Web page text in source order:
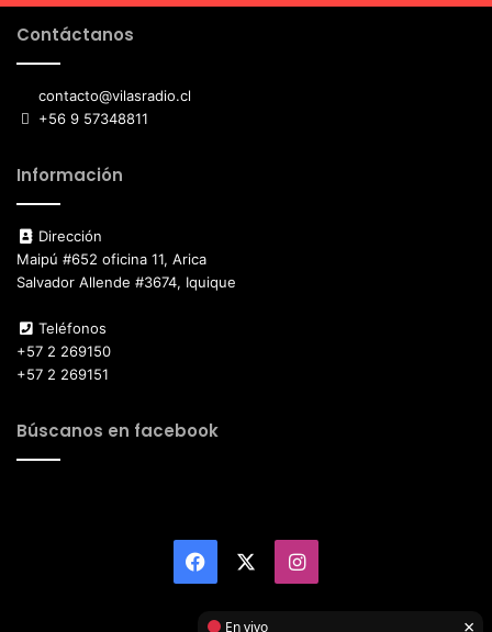
Contáctanos
contacto@vilasradio.cl
+56 9 57348811
Información
Dirección
Maipú #652 oficina 11, Arica
Salvador Allende #3674, Iquique
Teléfonos
+57 2 269150
+57 2 269151
Búscanos en facebook
Facebook Instagram
En vivo